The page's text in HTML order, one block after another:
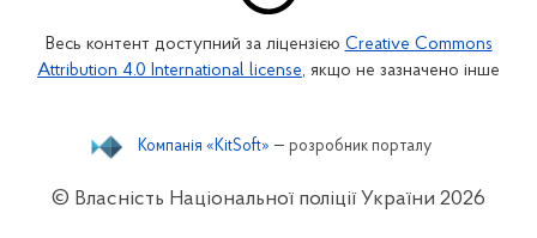
Весь контент доступний за ліцензією Creative Commons
Attribution 4.0 International license, якщо не зазначено інше
© Власність Національної поліції України 2026
Компанія «KitSoft» — розробник порталу